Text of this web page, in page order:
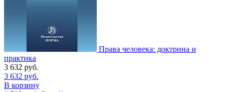
Права человека: доктрина и
практика
3 632 руб.
3 632 руб.
В корзину